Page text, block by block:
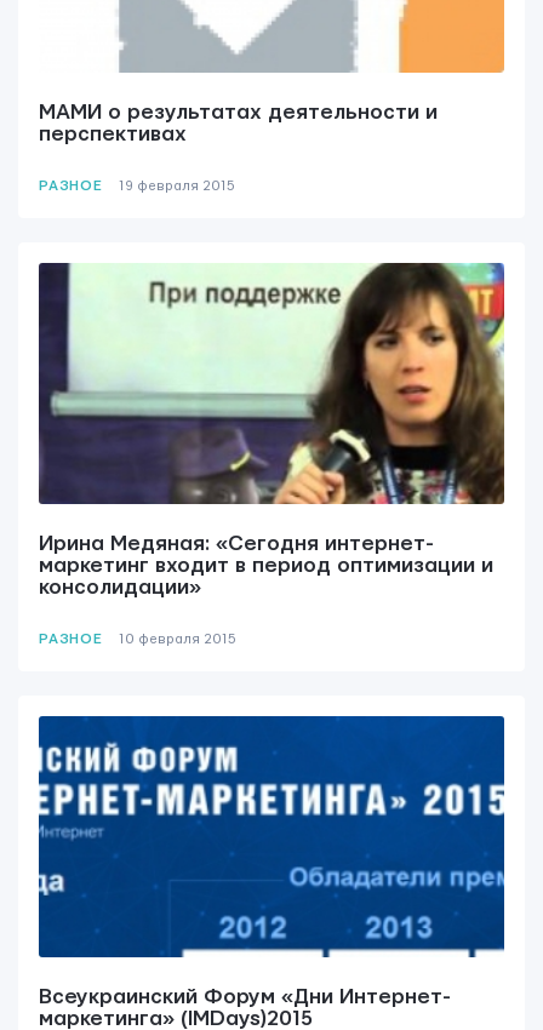
МАМИ о результатах деятельности и
перспективах
РАЗНОЕ 19 февраля 2015
Ирина Медяная: «Сегодня интернет-
маркетинг входит в период оптимизации и
консолидации»
РАЗНОЕ 10 февраля 2015
Всеукраинский Форум «Дни Интернет-
маркетинга» (IMDays)2015